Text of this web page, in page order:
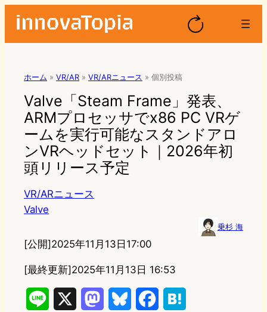
ホーム » VR/AR » VR/ARニュース » 個別投稿
Valve「Steam Frame」発表、
ARMプロセッサでx86 PC VRゲ
ームを実行可能なスタンドアロ
ンVRヘッドセット｜2026年初
頭リリース予定
VR/ARニュース
Valve
乗杉 海
[公開]2025年11月13日17:00
[最終更新]2025年11月13日 16:53